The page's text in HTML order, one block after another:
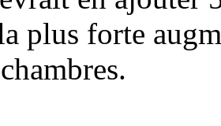
plus forte